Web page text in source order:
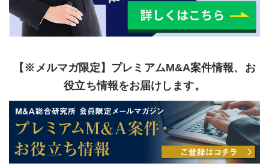
【※メルマガ限定】プレミアムM&A案件情報、お
役立ち情報をお届けします。